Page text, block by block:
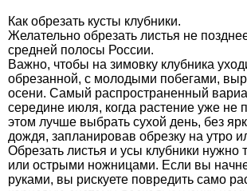
​Как обрезать кусты клубники.​
Желательно обрезать листья не
средней полосы России.
Важно, чтобы на зимовку клубника
обрезанной, с молодыми побегами,
осени. Самый распространенный
середине июля, когда растение уже не
этом лучше выбрать сухой день, без
дождя, запланировав обрезку на утро
Обрезать листья и усы клубники нужно
или острыми ножницами. Если вы
руками, вы рискуете повредить само